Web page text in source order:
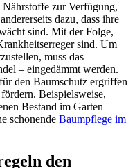
Nährstoffe zur Verfügung,
dazu, dass ihre
sind. Mit der Folge,
sind. Um
muss das
– eingedämmt werden.
den Baumschutz ergriffen
Beispielsweise,
Bestand im Garten
schonende Baumpflege im
den